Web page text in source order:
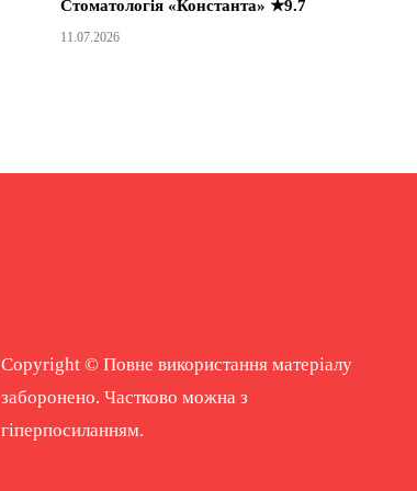
Стоматологія «Константа» ★9.7
11.07.2026
Copyright © Повне використання матеріалу
заборонено. Частково можна з
гіперпосиланням.